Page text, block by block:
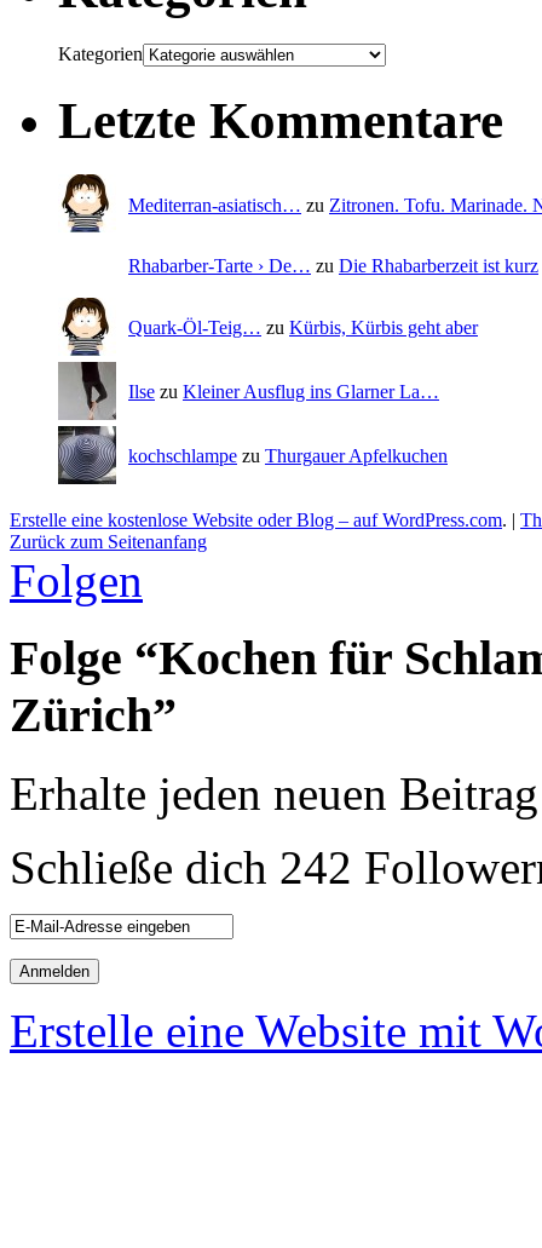
Kategorien
Letzte Kommentare
Mediterran-asiatisch… zu Zitronen. Tofu. Marinade.
Rhabarber-Tarte › De… zu Die Rhabarberzeit ist kurz
Quark-Öl-Teig… zu Kürbis, Kürbis geht aber
Ilse zu Kleiner Ausflug ins Glarner La…
kochschlampe zu Thurgauer Apfelkuchen
Erstelle eine kostenlose Website oder Blog – auf WordPress.com. |
Zurück zum Seitenanfang
Folgen
Folge “Kochen für
Zürich”
Erhalte jeden neuen
Schließe dich 242
Erstelle eine Website mit